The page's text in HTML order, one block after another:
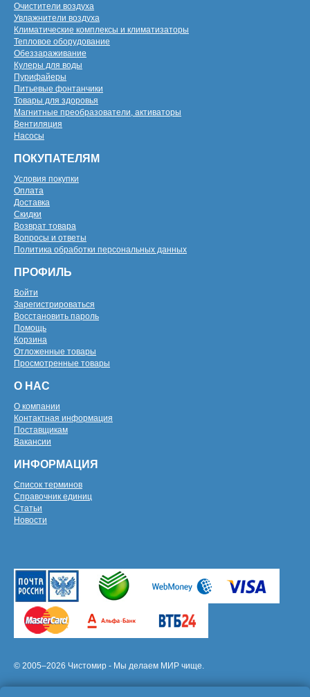
Очистители воздуха
Увлажнители воздуха
Климатические комплексы и климатизаторы
Тепловое оборудование
Обеззараживание
Кулеры для воды
Пурифайеры
Питьевые фонтанчики
Товары для здоровья
Магнитные преобразователи, активаторы
Вентиляция
Насосы
ПОКУПАТЕЛЯМ
Условия покупки
Оплата
Доставка
Скидки
Возврат товара
Вопросы и ответы
Политика обработки персональных данных
ПРОФИЛЬ
Войти
Зарегистрироваться
Восстановить пароль
Помощь
Корзина
Отложенные товары
Просмотренные товары
О НАС
О компании
Контактная информация
Поставщикам
Вакансии
ИНФОРМАЦИЯ
Список терминов
Справочник единиц
Статьи
Новости
© 2005–2026 Чистомир - Мы делаем МИР чище.